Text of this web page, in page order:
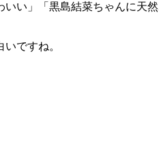
い」「黒島結菜ちゃんに天
ですね。